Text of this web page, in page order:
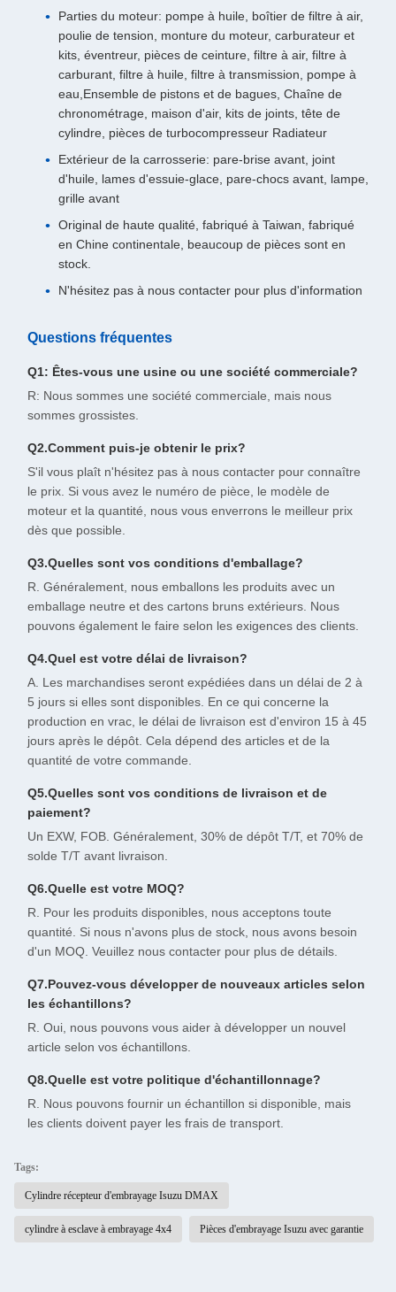
Parties du moteur: pompe à huile, boîtier de filtre à air,
poulie de tension, monture du moteur, carburateur et
kits, éventreur, pièces de ceinture, filtre à air, filtre à
carburant, filtre à huile, filtre à transmission, pompe à
eau,Ensemble de pistons et de bagues, Chaîne de
chronométrage, maison d'air, kits de joints, tête de
cylindre, pièces de turbocompresseur Radiateur
Extérieur de la carrosserie: pare-brise avant, joint
d'huile, lames d'essuie-glace, pare-chocs avant, lampe,
grille avant
Original de haute qualité, fabriqué à Taiwan, fabriqué
en Chine continentale, beaucoup de pièces sont en
stock.
N'hésitez pas à nous contacter pour plus d'information
Questions fréquentes
Q1: Êtes-vous une usine ou une société commerciale?
R: Nous sommes une société commerciale, mais nous
sommes grossistes.
Q2.Comment puis-je obtenir le prix?
S'il vous plaît n'hésitez pas à nous contacter pour connaître
le prix. Si vous avez le numéro de pièce, le modèle de
moteur et la quantité, nous vous enverrons le meilleur prix
dès que possible.
Q3.Quelles sont vos conditions d'emballage?
R. Généralement, nous emballons les produits avec un
emballage neutre et des cartons bruns extérieurs. Nous
pouvons également le faire selon les exigences des clients.
Q4.Quel est votre délai de livraison?
A. Les marchandises seront expédiées dans un délai de 2 à
5 jours si elles sont disponibles. En ce qui concerne la
production en vrac, le délai de livraison est d'environ 15 à 45
jours après le dépôt. Cela dépend des articles et de la
quantité de votre commande.
Q5.Quelles sont vos conditions de livraison et de
paiement?
Un EXW, FOB. Généralement, 30% de dépôt T/T, et 70% de
solde T/T avant livraison.
Q6.Quelle est votre MOQ?
R. Pour les produits disponibles, nous acceptons toute
quantité. Si nous n'avons plus de stock, nous avons besoin
d'un MOQ. Veuillez nous contacter pour plus de détails.
Q7.Pouvez-vous développer de nouveaux articles selon
les échantillons?
R. Oui, nous pouvons vous aider à développer un nouvel
article selon vos échantillons.
Q8.Quelle est votre politique d'échantillonnage?
R. Nous pouvons fournir un échantillon si disponible, mais
les clients doivent payer les frais de transport.
Tags:
Cylindre récepteur d'embrayage Isuzu DMAX
cylindre à esclave à embrayage 4x4 Pièces d'embrayage Isuzu avec garantie